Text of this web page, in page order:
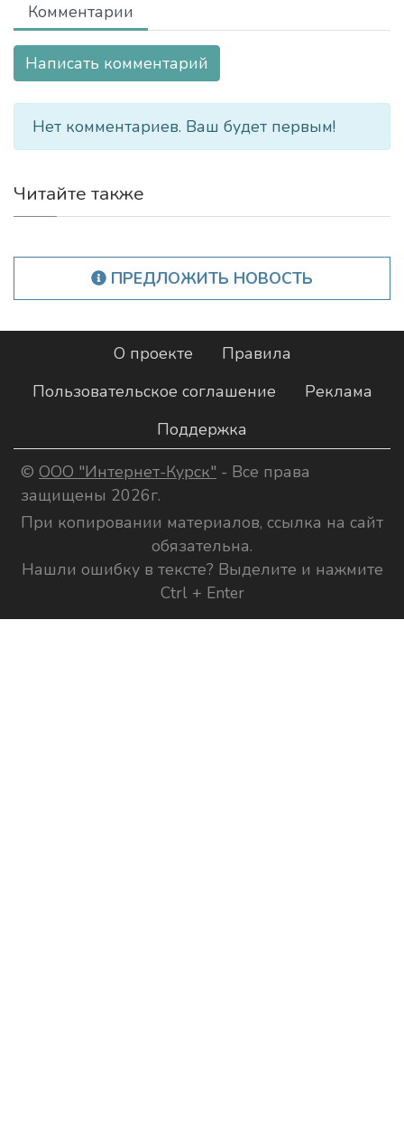
Комментарии
Написать комментарий
Нет комментариев. Ваш будет первым!
Читайте также
ПРЕДЛОЖИТЬ НОВОСТЬ
О проекте
Правила
Пользовательское соглашение
Реклама
Поддержка
© ООО "Интернет-Курск" - Все права
защищены 2026г.
При копировании материалов, ссылка на сайт
обязательна.
Нашли ошибку в тексте? Выделите и нажмите
Ctrl + Enter